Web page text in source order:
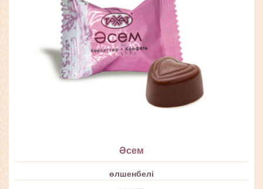
Әсем
өлшенбелі